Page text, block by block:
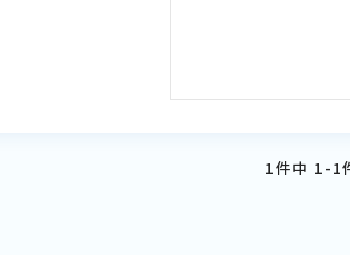
1件中 1 -1